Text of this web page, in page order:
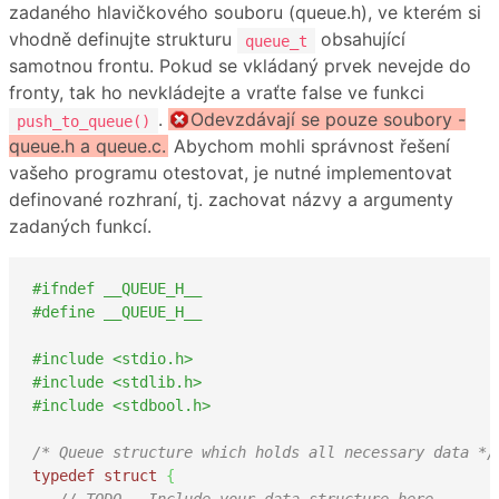
zadaného hlavičkového souboru (queue.h), ve kterém si
vhodně definujte strukturu
queue_t
obsahující
samotnou frontu. Pokud se vkládaný prvek nevejde do
fronty, tak ho nevkládejte a vraťte false ve funkci
push_to_queue() .
Odevzdávají se pouze soubory -
queue.h a queue.c. Abychom mohli správnost řešení
vašeho programu otestovat, je nutné implementovat
definované rozhraní, tj. zachovat názvy a argumenty
zadaných funkcí.
#ifndef __QUEUE_H__
#define __QUEUE_H__
#include <stdio.h>
#include <stdlib.h>
#include <stdbool.h>
/* Queue structure which holds all necessary data */
typedef struct
{